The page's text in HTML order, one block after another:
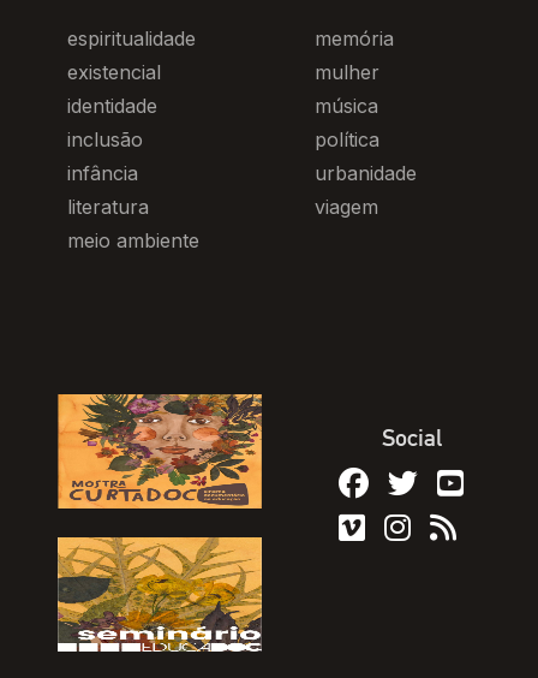
espiritualidade
existencial
identidade
inclusão
infância
literatura
meio ambiente
memória
mulher
música
política
urbanidade
viagem
Social